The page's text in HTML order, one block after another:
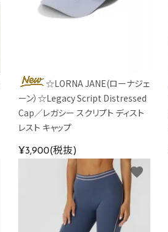
☆LORNA JANE(ローナジェ
ーン）☆Legacy Script Distressed
Cap／レガシー スクリプト ディスト
レスト キャップ
¥3,900(税抜)
favorite